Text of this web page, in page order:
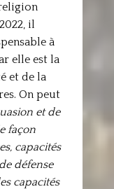
il
à
elle est la
et de la
On peut
et de
façon
capacités
défense
capacités